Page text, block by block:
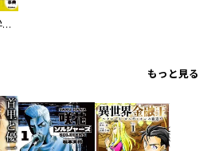
増補改訂版 学研まんが NEW世界の歴史 別巻 世界遺産学習事典
もっと見る